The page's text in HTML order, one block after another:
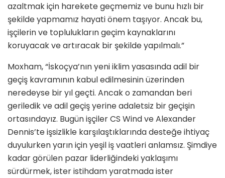
azaltmak için harekete geçmemiz ve bunu hızlı bir
şekilde yapmamız hayati önem taşıyor. Ancak bu,
işçilerin ve toplulukların geçim kaynaklarını
koruyacak ve artıracak bir şekilde yapılmalı.”
Moxham, “İskoçya’nın yeni iklim yasasında adil bir
geçiş kavramının kabul edilmesinin üzerinden
neredeyse bir yıl geçti. Ancak o zamandan beri
geriledik ve adil geçiş yerine adaletsiz bir geçişin
ortasındayız. Bugün işçiler CS Wind ve Alexander
Dennis’te işsizlikle karşılaştıklarında desteğe ihtiyaç
duyulurken yarın için yeşil iş vaatleri anlamsız. Şimdiye
kadar görülen pazar liderliğindeki yaklaşımı
sürdürmek, ister istihdam yaratmada ister